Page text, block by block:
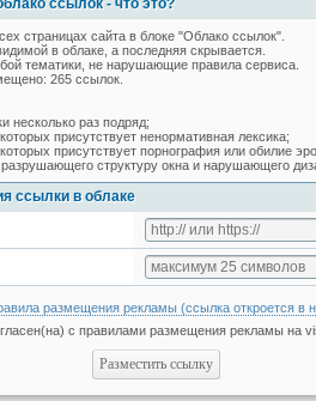
ссылок - что это?
страницах сайта в блоке "Облако ссылок".
в облаке, а последняя скрывается.
тематики, не нарушающие правила сервиса.
265 ссылок.
несколько раз подряд;
присутствует ненормативная лексика;
присутствует порнография или обилие
структуру окна и нарушающего
ссылки в облаке
размещения рекламы (ссылка откроется в
с правилами размещения рекламы на